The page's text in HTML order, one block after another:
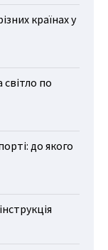
країнах у
по
до якого